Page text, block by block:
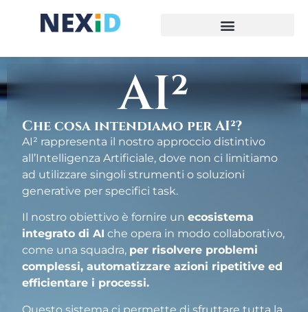
AI²
Che cosa intendiamo per AI²?
AI² rappresenta il nostro approccio distintivo
all’Intelligenza Artificiale, dove non ci limitiamo
ad utilizzare singoli strumenti o soluzioni
generative per specifici task.
Il nostro obiettivo è fornire unecosistema
integrato di AI che opera in modo collaborativo,
come una squadra, per risolvere problemi
complessi, automatizzare azioni ripetitive ed
efficientare i processi.